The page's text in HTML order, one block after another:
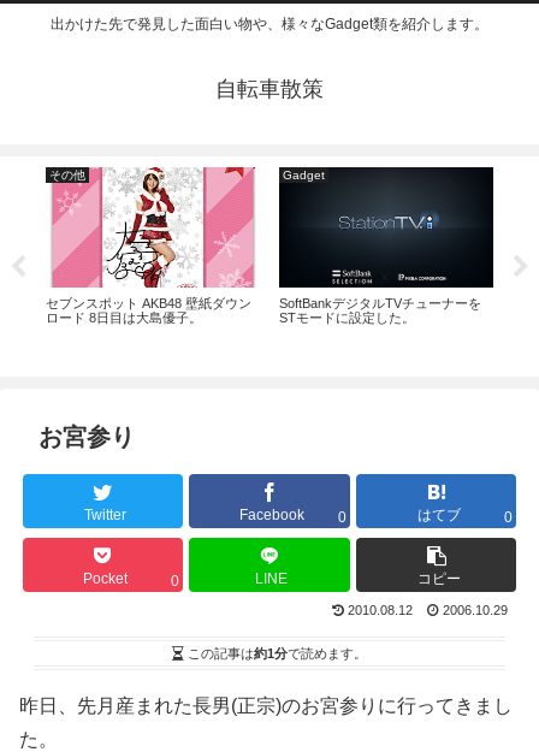
出かけた先で発見した面白い物や、様々なGadget類を紹介します。
自転車散策
その他
セブンスポット AKB48 壁紙ダウン
ロード 8日目は大島優子。
Gadget
SoftBankデジタルTVチューナーを
STモードに設定した。
お宮参り
Twitter Facebook 0 はてブ 0
Pocket 0 LINE コピー
2010.08.12 2006.10.29
この記事は約1分で読めます。
昨日、先月産まれた長男(正宗)のお宮参りに行ってきまし
た。